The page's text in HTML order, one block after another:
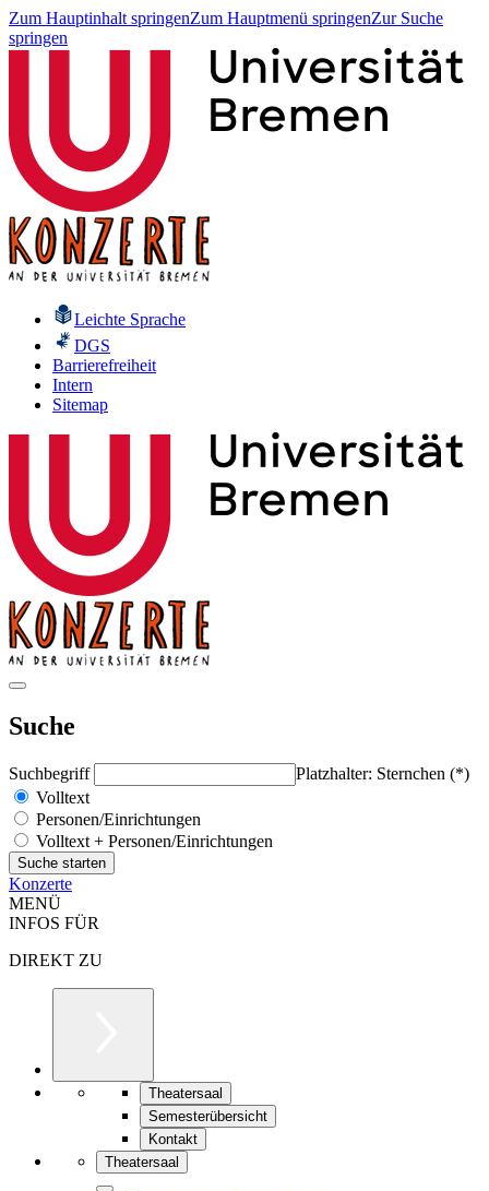
Zum Hauptinhalt springenZum Hauptmenü springenZur Suche
springen
Leichte Sprache
DGS
Barrierefreiheit
Intern
Sitemap
Suche
Suchbegriff
Platzhalter: Sternchen (*)
Volltext
Personen/Einrichtungen
Volltext + Personen/Einrichtungen
Konzerte
MENÜ
INFOS FÜR
DIREKT ZU
Theatersaal
Semesterübersicht
Kontakt
Theatersaal